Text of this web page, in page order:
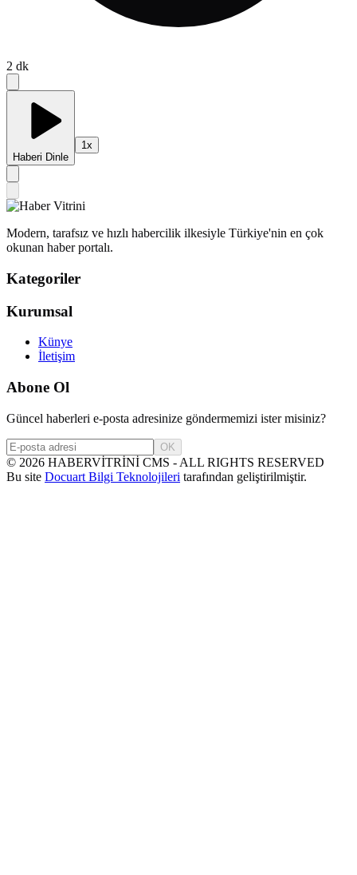
2 dk
Haberi Dinle
1x
Modern, tarafsız ve hızlı habercilik ilkesiyle Türkiye'nin en çok
okunan haber portalı.
Kategoriler
Kurumsal
Künye
İletişim
Abone Ol
Güncel haberleri e-posta adresinize göndermemizi ister misiniz?
OK
© 2026 HABERVİTRİNİ CMS - ALL RIGHTS RESERVED
Bu site Docuart Bilgi Teknolojileri tarafından geliştirilmiştir.